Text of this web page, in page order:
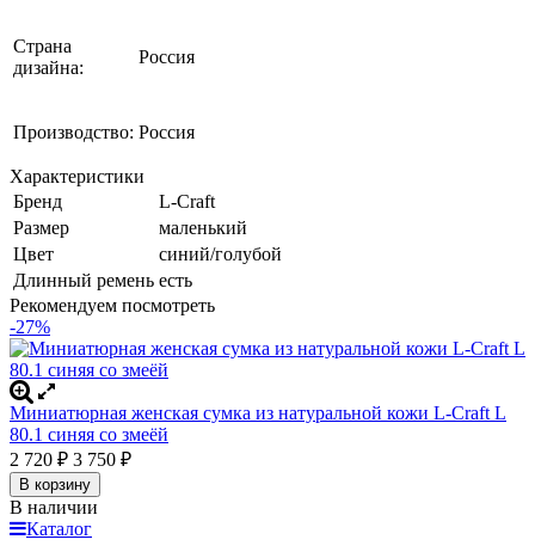
Страна
дизайна:
Россия
Производство: Россия
Характеристики
Бренд
L-Craft
Размер
маленький
Цвет
синий/голубой
Длинный ремень есть
Рекомендуем посмотреть
-27%
Миниатюрная женская сумка из натуральной кожи L-Craft L
80.1 синяя со змеёй
2 720 ₽ 3 750 ₽
В корзину
В наличии
Каталог